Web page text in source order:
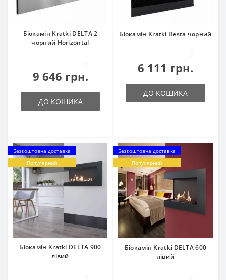
Біокамін Kratki DELTA 2
чорний Horizontal
9 646 грн.
ДО КОШИКА
Біокамін Kratki Besta чорний
6 111 грн.
ДО КОШИКА
Безкоштовна доставка
Популярний
Біокамін Kratki DELTA 900
лівий
Безкоштовна доставка
Популярний
Біокамін Kratki DELTA 600
лівий